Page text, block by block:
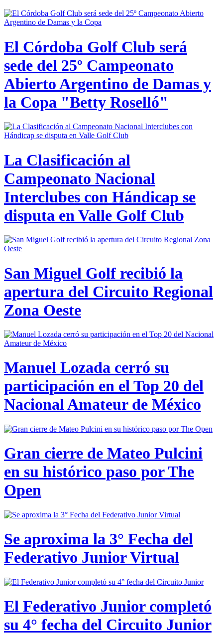
El Córdoba Golf Club será
sede del 25º Campeonato
Abierto Argentino de Damas y
la Copa "Betty Roselló"
La Clasificación al
Campeonato Nacional
Interclubes con Hándicap se
disputa en Valle Golf Club
San Miguel Golf recibió la
apertura del Circuito Regional
Zona Oeste
Manuel Lozada cerró su
participación en el Top 20 del
Nacional Amateur de México
Gran cierre de Mateo Pulcini
en su histórico paso por The
Open
Se aproxima la 3° Fecha del
Federativo Junior Virtual
El Federativo Junior completó
su 4° fecha del Circuito Junior